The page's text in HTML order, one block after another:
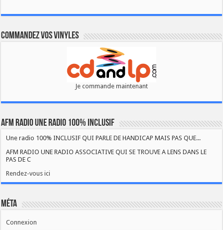
Commandez vos vinyles
Je commande maintenant
AFM RADIO UNE RADIO 100% INCLUSIF
Une radio 100% INCLUSIF QUI PARLE DE HANDICAP MAIS PAS QUE...
AFM RADIO UNE RADIO ASSOCIATIVE QUI SE TROUVE A LENS DANS LE
PAS DE C
Rendez-vous ici
Méta
Connexion